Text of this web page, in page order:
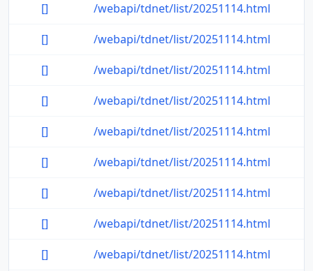
[]
/webapi/tdnet/list/20251114.html
[]
/webapi/tdnet/list/20251114.html
[]
/webapi/tdnet/list/20251114.html
[]
/webapi/tdnet/list/20251114.html
[]
/webapi/tdnet/list/20251114.html
[]
/webapi/tdnet/list/20251114.html
[]
/webapi/tdnet/list/20251114.html
[]
/webapi/tdnet/list/20251114.html
[]
/webapi/tdnet/list/20251114.html